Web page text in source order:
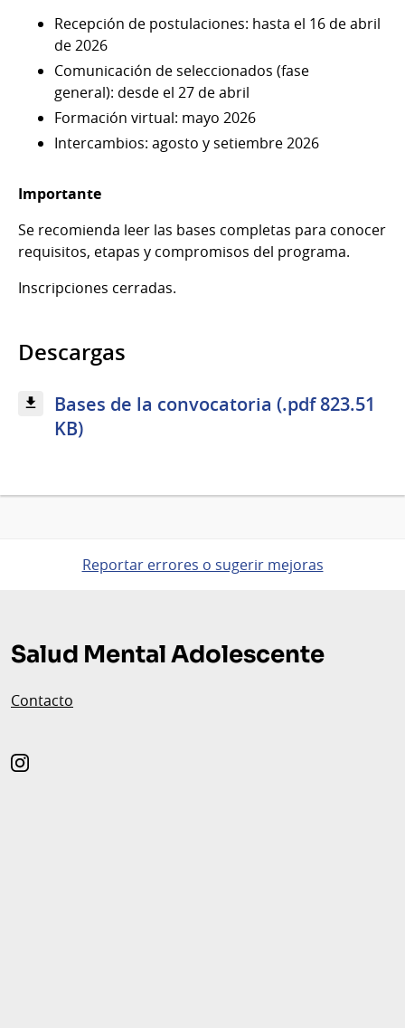
Recepción de postulaciones: hasta el 16 de abril
de 2026
Comunicación de seleccionados (fase
general): desde el 27 de abril
Formación virtual: mayo 2026
Intercambios: agosto y setiembre 2026
Importante
Se recomienda leer las bases completas para conocer
requisitos, etapas y compromisos del programa.
Inscripciones cerradas.
Descargas
Bases de la convocatoria (.pdf 823.51
KB)
Reportar errores o sugerir mejoras
de
página
Salud Mental Adolescente
Contacto
instagram